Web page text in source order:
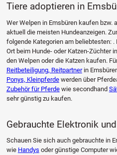
Tiere adoptieren in
Wer Welpen in Emsbüren kaufen bzw.
aktuell die meisten Hundeanzeigen.
folgende Kategorien am beliebtesten:
Ort beim Hunde- oder Katzen-Züchter
den Welpen oder die Katzen kaufen.
Reitbeteiligung, Reitpartnerin
Ponys, Kleinpferdewerden über
Zubehör für Pferdewie secondhand
sehr günstig zu kaufen.
Gebrauchte Elektronik
Schauen Sie sich auch gebrauchte in
wie Handys oder günstige Computer